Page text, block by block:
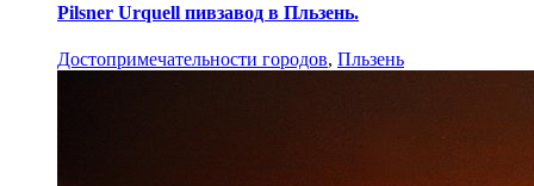
Pilsner Urquell пивзавод в Пльзень.
Достопримечательности городов, Пльзень